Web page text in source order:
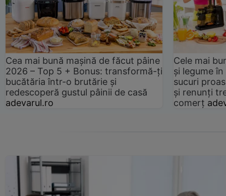
Cea mai bună mașină de făcut pâine
2026 – Top 5 + Bonus: transformă-ți
bucătăria într-o brutărie și
redescoperă gustul pâinii de casă
adevarul.ro
Cele mai
și legume
sucuri
și renunți
comerț